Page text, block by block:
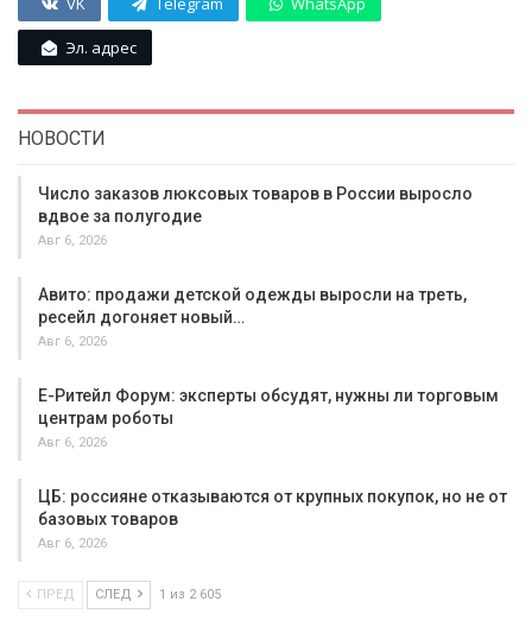
Эл. адрес
НОВОСТИ
Число заказов люксовых товаров в России выросло
вдвое за полугодие
Авг 6, 2026
Авито: продажи детской одежды выросли на треть,
ресейл догоняет новый…
Авг 6, 2026
Е-Ритейл Форум: эксперты обсудят, нужны ли торговым
центрам роботы
Авг 6, 2026
ЦБ: россияне отказываются от крупных покупок, но не от
базовых товаров
Авг 6, 2026
ПРЕД СЛЕД 1 из 2 605